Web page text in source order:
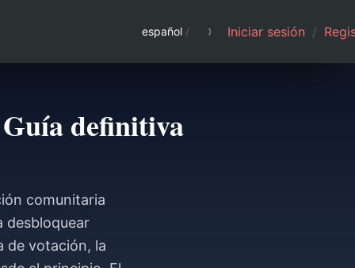
español / Iniciar sesión /
definitiva
comunitaria
desbloquear
de votación, la